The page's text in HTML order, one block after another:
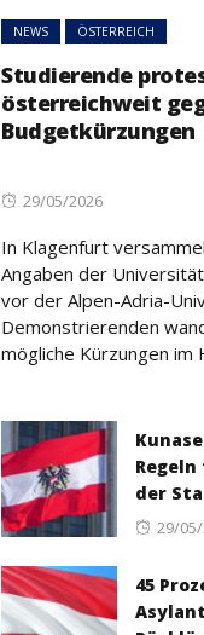
NEWS ÖSTERREICH
Studierende
österreichweit
Budgetkürzungen
Posted
29/05/2026
In Klagenfurt
Angaben der
vor der Alpen-Adria-
Demonstrierenden
mögliche Kürzungen im
der
29/
45